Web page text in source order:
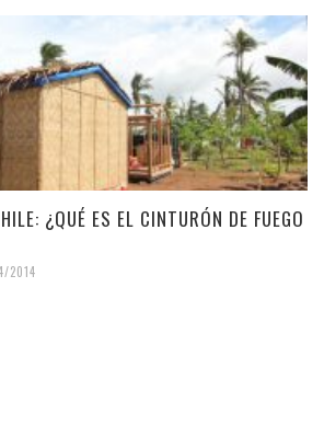
¿QUÉ ES EL CINTURÓN DE FUEGO
2014